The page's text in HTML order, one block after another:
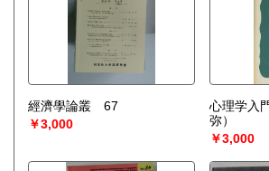
經濟學論叢 67
￥3,000
弥）
￥3,000